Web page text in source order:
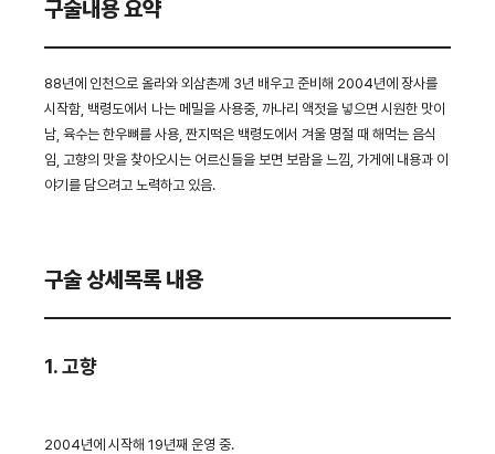
구술내용 요약
88년에 인천으로 올라와 외삼촌께 3년 배우고 준비해 2004년에 장사를
시작함, 백령도에서 나는 메밀을 사용중, 까나리 액젓을 넣으면 시원한 맛이
남, 육수는 한우뼈를 사용, 짠지떡은 백령도에서 겨울 명절 때 해먹는 음식
임, 고향의 맛을 찾아오시는 어르신들을 보면 보람을 느낌, 가게에 내용과 이
야기를 담으려고 노력하고 있음.
구술 상세목록 내용
1. 고향
2004년에 시작해 19년째 운영 중.